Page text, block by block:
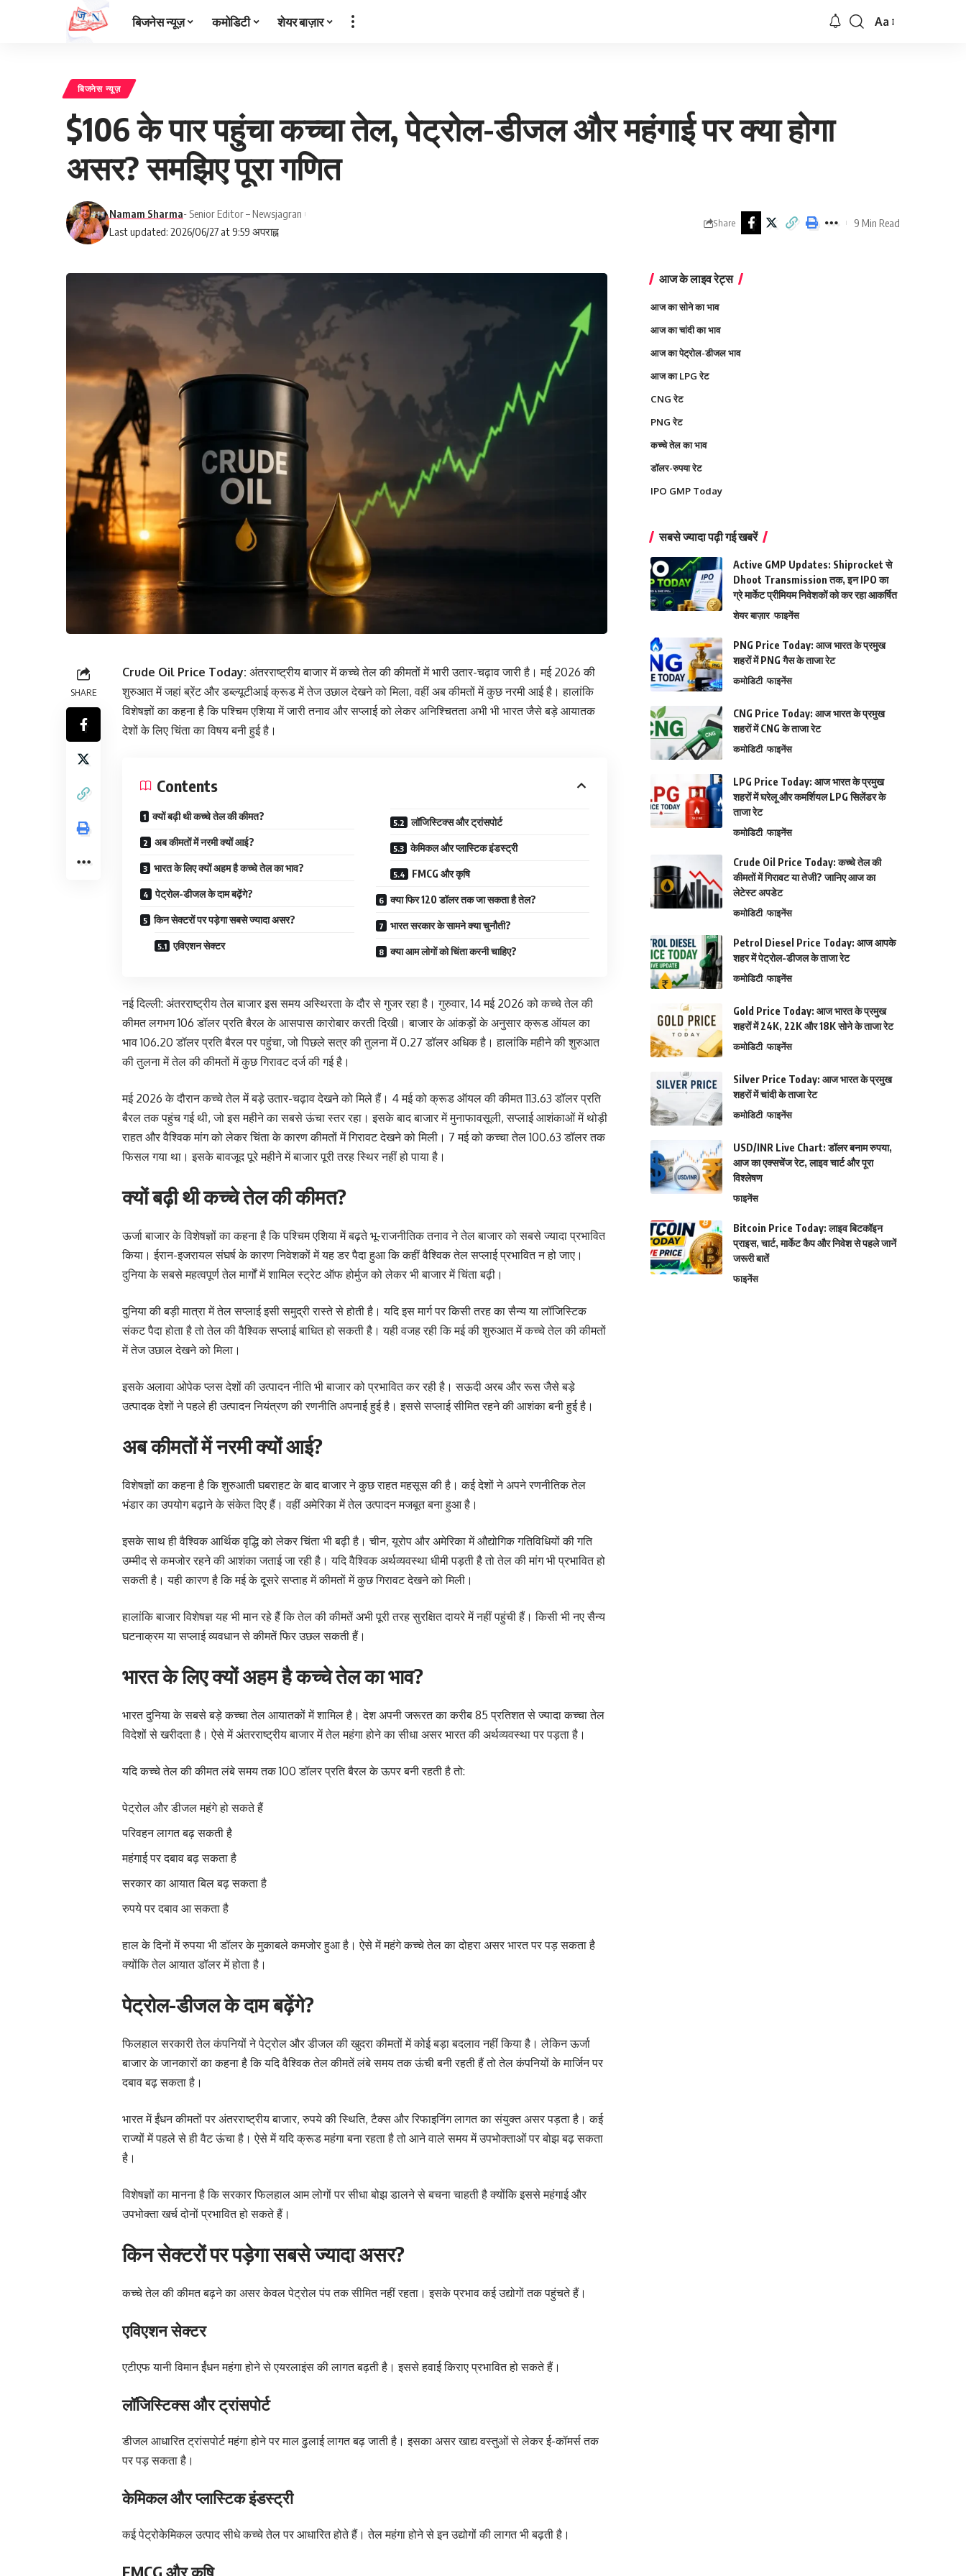
बिजनेस न्यूज़ कमोडिटी शेयर बाज़ार
Font
Aa
बिजनेस न्यूज़
$106 के पार पहुंचा कच्चा तेल, पेट्रोल-डीजल और महंगाई पर क्या होगा
असर? समझिए पूरा गणित
Last updated: 2026/06/27 at 9:59 अपराह्न
Namam Sharma- Senior Editor – Newsjagran
Share 9 Min Read
SHARE
Crude Oil Price Today: अंतरराष्ट्रीय बाजार में कच्चे तेल की कीमतों में भारी उतार-चढ़ाव जारी है। मई 2026 की
शुरुआत में जहां ब्रेंट और डब्ल्यूटीआई क्रूड में तेज उछाल देखने को मिला, वहीं अब कीमतों में कुछ नरमी आई है। हालांकि
विशेषज्ञों का कहना है कि पश्चिम एशिया में जारी तनाव और सप्लाई को लेकर अनिश्चितता अभी भी भारत जैसे बड़े आयातक
देशों के लिए चिंता का विषय बनी हुई है।
Contents
क्यों बढ़ी थी कच्चे तेल की कीमत?
अब कीमतों में नरमी क्यों आई?
भारत के लिए क्यों अहम है कच्चे तेल का भाव?
पेट्रोल-डीजल के दाम बढ़ेंगे?
किन सेक्टरों पर पड़ेगा सबसे ज्यादा असर?
एविएशन सेक्टर
लॉजिस्टिक्स और ट्रांसपोर्ट
केमिकल और प्लास्टिक इंडस्ट्री
FMCG और कृषि
क्या फिर 120 डॉलर तक जा सकता है तेल?
भारत सरकार के सामने क्या चुनौती?
क्या आम लोगों को चिंता करनी चाहिए?
नई दिल्ली: अंतरराष्ट्रीय तेल बाजार इस समय अस्थिरता के दौर से गुजर रहा है। गुरुवार, 14 मई 2026 को कच्चे तेल की
कीमत लगभग 106 डॉलर प्रति बैरल के आसपास कारोबार करती दिखी। बाजार के आंकड़ों के अनुसार क्रूड ऑयल का
भाव 106.20 डॉलर प्रति बैरल पर पहुंचा, जो पिछले सत्र की तुलना में 0.27 डॉलर अधिक है। हालांकि महीने की शुरुआत
की तुलना में तेल की कीमतों में कुछ गिरावट दर्ज की गई है।
मई 2026 के दौरान कच्चे तेल में बड़े उतार-चढ़ाव देखने को मिले हैं। 4 मई को क्रूड ऑयल की कीमत 113.63 डॉलर प्रति
बैरल तक पहुंच गई थी, जो इस महीने का सबसे ऊंचा स्तर रहा। इसके बाद बाजार में मुनाफावसूली, सप्लाई आशंकाओं में थोड़ी
राहत और वैश्विक मांग को लेकर चिंता के कारण कीमतों में गिरावट देखने को मिली। 7 मई को कच्चा तेल 100.63 डॉलर तक
फिसल गया था। इसके बावजूद पूरे महीने में बाजार पूरी तरह स्थिर नहीं हो पाया है।
क्यों बढ़ी थी कच्चे तेल की कीमत?
ऊर्जा बाजार के विशेषज्ञों का कहना है कि पश्चिम एशिया में बढ़ते भू-राजनीतिक तनाव ने तेल बाजार को सबसे ज्यादा प्रभावित
किया। ईरान-इजरायल संघर्ष के कारण निवेशकों में यह डर पैदा हुआ कि कहीं वैश्विक तेल सप्लाई प्रभावित न हो जाए।
दुनिया के सबसे महत्वपूर्ण तेल मार्गों में शामिल स्ट्रेट ऑफ होर्मुज को लेकर भी बाजार में चिंता बढ़ी।
दुनिया की बड़ी मात्रा में तेल सप्लाई इसी समुद्री रास्ते से होती है। यदि इस मार्ग पर किसी तरह का सैन्य या लॉजिस्टिक
संकट पैदा होता है तो तेल की वैश्विक सप्लाई बाधित हो सकती है। यही वजह रही कि मई की शुरुआत में कच्चे तेल की कीमतों
में तेज उछाल देखने को मिला।
इसके अलावा ओपेक प्लस देशों की उत्पादन नीति भी बाजार को प्रभावित कर रही है। सऊदी अरब और रूस जैसे बड़े
उत्पादक देशों ने पहले ही उत्पादन नियंत्रण की रणनीति अपनाई हुई है। इससे सप्लाई सीमित रहने की आशंका बनी हुई है।
अब कीमतों में नरमी क्यों आई?
विशेषज्ञों का कहना है कि शुरुआती घबराहट के बाद बाजार ने कुछ राहत महसूस की है। कई देशों ने अपने रणनीतिक तेल
भंडार का उपयोग बढ़ाने के संकेत दिए हैं। वहीं अमेरिका में तेल उत्पादन मजबूत बना हुआ है।
इसके साथ ही वैश्विक आर्थिक वृद्धि को लेकर चिंता भी बढ़ी है। चीन, यूरोप और अमेरिका में औद्योगिक गतिविधियों की गति
उम्मीद से कमजोर रहने की आशंका जताई जा रही है। यदि वैश्विक अर्थव्यवस्था धीमी पड़ती है तो तेल की मांग भी प्रभावित हो
सकती है। यही कारण है कि मई के दूसरे सप्ताह में कीमतों में कुछ गिरावट देखने को मिली।
हालांकि बाजार विशेषज्ञ यह भी मान रहे हैं कि तेल की कीमतें अभी पूरी तरह सुरक्षित दायरे में नहीं पहुंची हैं। किसी भी नए सैन्य
घटनाक्रम या सप्लाई व्यवधान से कीमतें फिर उछल सकती हैं।
भारत के लिए क्यों अहम है कच्चे तेल का भाव?
भारत दुनिया के सबसे बड़े कच्चा तेल आयातकों में शामिल है। देश अपनी जरूरत का करीब 85 प्रतिशत से ज्यादा कच्चा तेल
विदेशों से खरीदता है। ऐसे में अंतरराष्ट्रीय बाजार में तेल महंगा होने का सीधा असर भारत की अर्थव्यवस्था पर पड़ता है।
यदि कच्चे तेल की कीमत लंबे समय तक 100 डॉलर प्रति बैरल के ऊपर बनी रहती है तो:
पेट्रोल और डीजल महंगे हो सकते हैं
परिवहन लागत बढ़ सकती है
महंगाई पर दबाव बढ़ सकता है
सरकार का आयात बिल बढ़ सकता है
रुपये पर दबाव आ सकता है
हाल के दिनों में रुपया भी डॉलर के मुकाबले कमजोर हुआ है। ऐसे में महंगे कच्चे तेल का दोहरा असर भारत पर पड़ सकता है
क्योंकि तेल आयात डॉलर में होता है।
पेट्रोल-डीजल के दाम बढ़ेंगे?
फिलहाल सरकारी तेल कंपनियों ने पेट्रोल और डीजल की खुदरा कीमतों में कोई बड़ा बदलाव नहीं किया है। लेकिन ऊर्जा
बाजार के जानकारों का कहना है कि यदि वैश्विक तेल कीमतें लंबे समय तक ऊंची बनी रहती हैं तो तेल कंपनियों के मार्जिन पर
दबाव बढ़ सकता है।
भारत में ईंधन कीमतों पर अंतरराष्ट्रीय बाजार, रुपये की स्थिति, टैक्स और रिफाइनिंग लागत का संयुक्त असर पड़ता है। कई
राज्यों में पहले से ही वैट ऊंचा है। ऐसे में यदि क्रूड महंगा बना रहता है तो आने वाले समय में उपभोक्ताओं पर बोझ बढ़ सकता
है।
विशेषज्ञों का मानना है कि सरकार फिलहाल आम लोगों पर सीधा बोझ डालने से बचना चाहती है क्योंकि इससे महंगाई और
उपभोक्ता खर्च दोनों प्रभावित हो सकते हैं।
किन सेक्टरों पर पड़ेगा सबसे ज्यादा असर?
कच्चे तेल की कीमत बढ़ने का असर केवल पेट्रोल पंप तक सीमित नहीं रहता। इसके प्रभाव कई उद्योगों तक पहुंचते हैं।
एविएशन सेक्टर
एटीएफ यानी विमान ईंधन महंगा होने से एयरलाइंस की लागत बढ़ती है। इससे हवाई किराए प्रभावित हो सकते हैं।
लॉजिस्टिक्स और ट्रांसपोर्ट
डीजल आधारित ट्रांसपोर्ट महंगा होने पर माल ढुलाई लागत बढ़ जाती है। इसका असर खाद्य वस्तुओं से लेकर ई-कॉमर्स तक
पर पड़ सकता है।
केमिकल और प्लास्टिक इंडस्ट्री
कई पेट्रोकेमिकल उत्पाद सीधे कच्चे तेल पर आधारित होते हैं। तेल महंगा होने से इन उद्योगों की लागत भी बढ़ती है।
FMCG और कृषि
आज के लाइव रेट्स
आज का सोने का भाव
आज का चांदी का भाव
आज का पेट्रोल-डीजल भाव
आज का LPG रेट
CNG रेट
PNG रेट
कच्चे तेल का भाव
डॉलर-रुपया रेट
IPO GMP Today
सबसे ज्यादा पढ़ी गई खबरें
Active GMP Updates: Shiprocket से
Dhoot Transmission तक, इन IPO का
ग्रे मार्केट प्रीमियम निवेशकों को कर रहा आकर्षित
शेयर बाज़ार फाइनेंस
PNG Price Today: आज भारत के प्रमुख
शहरों में PNG गैस के ताजा रेट
कमोडिटी फाइनेंस
CNG Price Today: आज भारत के प्रमुख
शहरों में CNG के ताजा रेट
कमोडिटी फाइनेंस
LPG Price Today: आज भारत के प्रमुख
शहरों में घरेलू और कमर्शियल LPG सिलेंडर के
ताजा रेट
कमोडिटी फाइनेंस
Crude Oil Price Today: कच्चे तेल की
कीमतों में गिरावट या तेजी? जानिए आज का
लेटेस्ट अपडेट
कमोडिटी फाइनेंस
Petrol Diesel Price Today: आज आपके
शहर में पेट्रोल-डीजल के ताजा रेट
कमोडिटी फाइनेंस
Gold Price Today: आज भारत के प्रमुख
शहरों में 24K, 22K और 18K सोने के ताजा रेट
कमोडिटी फाइनेंस
Silver Price Today: आज भारत के प्रमुख
शहरों में चांदी के ताजा रेट
कमोडिटी फाइनेंस
USD/INR Live Chart: डॉलर बनाम रुपया,
आज का एक्सचेंज रेट, लाइव चार्ट और पूरा
विश्लेषण
फाइनेंस
Bitcoin Price Today: लाइव बिटकॉइन
प्राइस, चार्ट, मार्केट कैप और निवेश से पहले जानें
जरूरी बातें
फाइनेंस